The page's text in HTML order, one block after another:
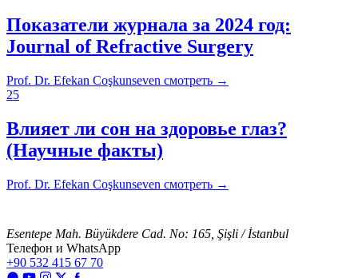
Показатели журнала за 2024 год:
Journal of Refractive Surgery
Prof. Dr. Efekan Coşkunseven смотреть →
25
Влияет ли сон на здоровье глаз?
(Научные факты)
Prof. Dr. Efekan Coşkunseven смотреть →
Esentepe Mah. Büyükdere Cad. No: 165, Şişli / İstanbul
Телефон и WhatsApp
+90 532 415 67 70